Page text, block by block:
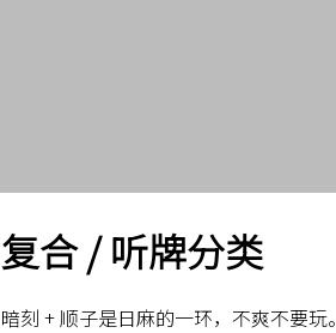
复合 / 听牌分类
暗刻 + 顺子是日麻的一环，不爽不要玩。